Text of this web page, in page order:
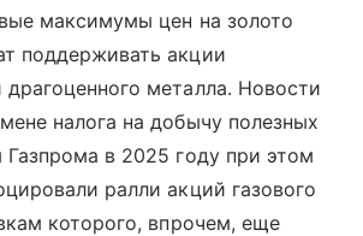
максимумы цен на золото
поддерживать акции
драгоценного металла. Новости
налога на добычу полезных
в 2025 году при этом
ралли акций газового
которого, впрочем, еще